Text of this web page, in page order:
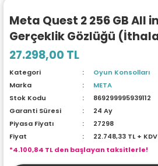
Bilgisayar
Parça
Makinesi
Yaz.
& Depolama
Meta Quest 2 256 GB All
Gerçeklik Gözlüğü
27.298,00 TL
Kategori
Oyun Konsolları
Marka
META
Stok Kodu
869299995939112
Garanti Süresi
24 Ay
Piyasa Fiyatı
27298
Fiyat
22.748,33 TL + KDV
*4.100,84 TL den başlayan taksitlerle!